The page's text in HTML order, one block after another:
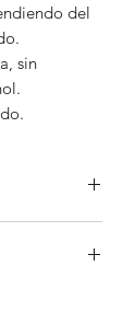
del
sin